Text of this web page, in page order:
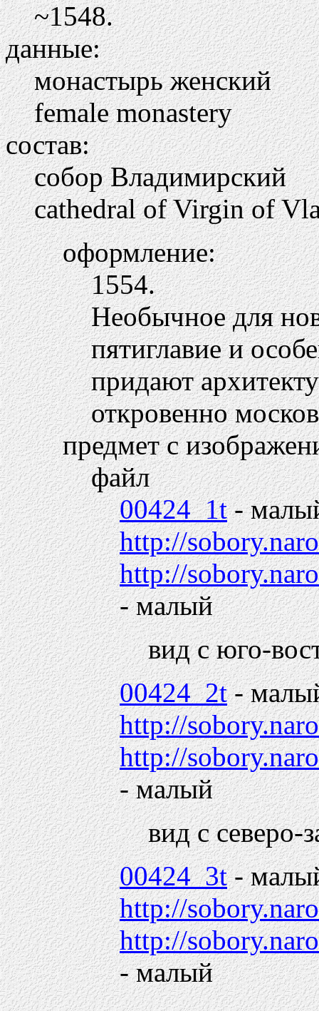
~1548.
данные:
монастырь женский
female monastery
состав:
собор Владимирский
cathedral of Virgin of
оформление:
1554.
Необычное для
пятиглавие и
придают
откровенно
предмет с
файл
00424_1t-
http://
http://
- малый
вид с юго-
00424_2t-
http://
http://
- малый
вид с северо-
00424_3t-
http://
http://
- малый